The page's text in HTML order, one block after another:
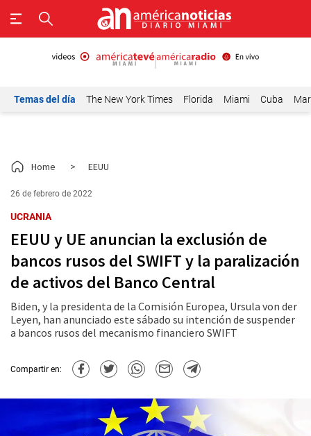
Temas del día The New York Times Florida Miami Cuba
Home > EEUU
26 de febrero de 2022
UCRANIA
EEUU y UE anuncian la exclusión de
bancos rusos del SWIFT y la paralización
de activos del Banco Central
Biden, y la presidenta de la Comisión Europea, Ursula von der
Leyen, han anunciado este sábado su intención de suspender
a bancos rusos del mecanismo financiero SWIFT
Compartir en: